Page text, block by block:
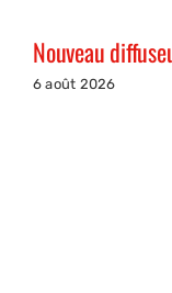
Nouveau
6 août 2026